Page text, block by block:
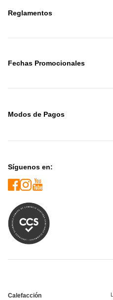
Reglamentos
Fechas Promocionales
Modos de Pagos
Síguenos en:
Calefacción